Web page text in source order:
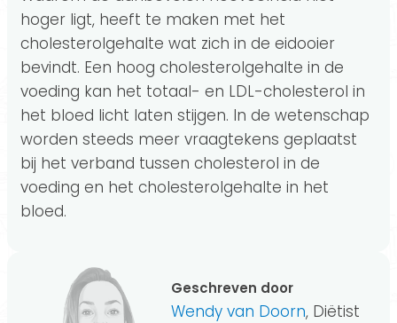
hoger ligt, heeft te maken met het
cholesterolgehalte wat zich in de eidooier
bevindt. Een hoog cholesterolgehalte in de
voeding kan het totaal- en LDL-cholesterol in
het bloed licht laten stijgen. In de wetenschap
worden steeds meer vraagtekens geplaatst
bij het verband tussen cholesterol in de
voeding en het cholesterolgehalte in het
bloed.
Geschreven door
Wendy van Doorn, Diëtist